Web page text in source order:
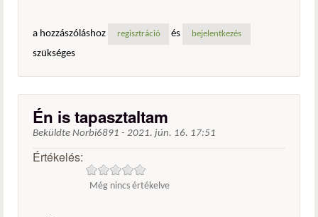
a hozzászóláshoz regisztráció és bejelentkezés
szükséges
Én is tapasztaltam
Beküldte Norbi6891 - 2021. jún. 16. 17:51
Értékelés:
Még nincs értékelve